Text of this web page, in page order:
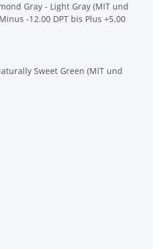
Gray - Light Gray (MIT und
-12.00 DPT bis Plus +5.00